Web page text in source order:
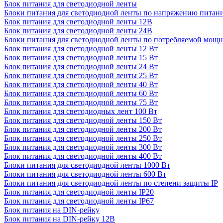
Блок питания для светодиодной ленты
Блоки питания для светодиодной ленты по напряжению
Блок питания для светодиодной ленты 12В
Блок питания для светодиодной ленты 24В
Блоки питания для светодиодной ленты по потребляемой
Блок питания для светодиодной ленты 12 Вт
Блок питания для светодиодной ленты 15 Вт
Блок питания для светодиодной ленты 24 Вт
Блок питания для светодиодной ленты 25 Вт
Блок питания для светодиодной ленты 40 Вт
Блок питания для светодиодной ленты 60 Вт
Блок питания для светодиодной ленты 75 Вт
Блок питания для светодиодных лент 100 Вт
Блок питания для светодиодной ленты 150 Вт
Блок питания для светодиодной ленты 200 Вт
Блок питания для светодиодной ленты 250 Вт
Блок питания для светодиодной ленты 300 Вт
Блок питания для светодиодной ленты 400 Вт
Блоки питания для светодиодной ленты 1000 Вт
Блоки питания для светодиодной ленты 600 Вт
Блоки питания для светодиодной ленты по степени защиты IP
Блок питания для светодиодной ленты IP20
Блок питания для светодиодной ленты IP67
Блок питания на DIN-рейку
Блок питания на DIN-рейку 12В